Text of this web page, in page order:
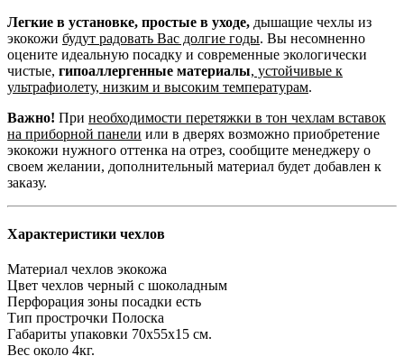
Легкие в установке, простые в уходе, дышащие чехлы из
экокожи будут радовать Вас долгие годы. Вы несомненно
оцените идеальную посадку и современные экологически
чистые, гипоаллергенные материалы, устойчивые к
ультрафиолету, низким и высоким температурам.
Важно! При необходимости перетяжки в тон чехлам вставок
на приборной панели или в дверях возможно приобретение
экокожи нужного оттенка на отрез, сообщите менеджеру о
своем желании, дополнительный материал будет добавлен к
заказу.
Характеристики чехлов
Материал чехлов экокожа
Цвет чехлов черный с шоколадным
Перфорация зоны посадки есть
Тип прострочки Полоска
Габариты упаковки 70х55х15 см.
Вес около 4кг.